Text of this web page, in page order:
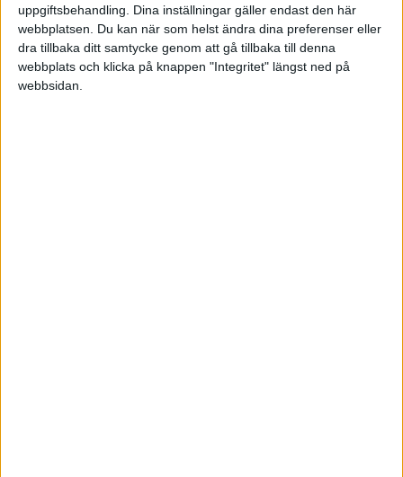
uppgiftsbehandling. Dina inställningar gäller endast den här
webbplatsen. Du kan när som helst ändra dina preferenser eller
dra tillbaka ditt samtycke genom att gå tillbaka till denna
webbplats och klicka på knappen "Integritet" längst ned på
webbsidan.Hans F